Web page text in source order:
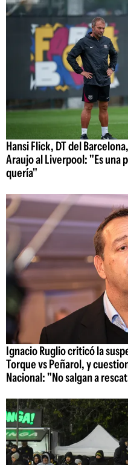
Hansi Flick, DT del
Araujo al Liverpool: "Es una
quería"
Ignacio Ruglio criticó la
Torque vs Peñarol, y
Nacional: "No salgan a